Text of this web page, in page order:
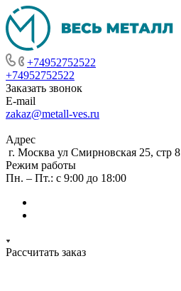
+74952752522
+74952752522
Заказать звонок
E-mail
zakaz@metall-ves.ru
Адрес
г. Москва ул Смирновская 25, стр 8
Режим работы
Пн. – Пт.: с 9:00 до 18:00
Рассчитать заказ